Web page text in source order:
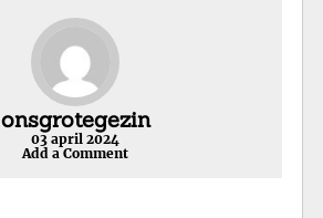
onsgrotegezin
03 april 2024
Add a Comment